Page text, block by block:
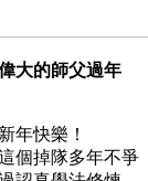
大的師父過年
年快樂！
個掉隊多年不爭